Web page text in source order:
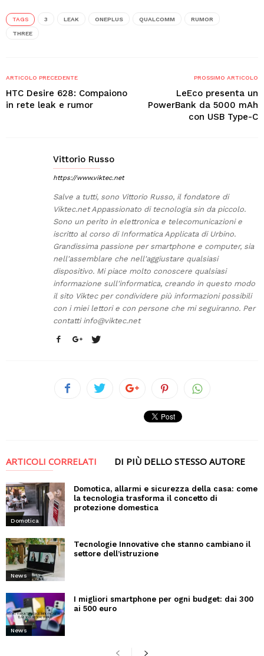
TAGS 3 LEAK ONEPLUS QUALCOMM RUMOR
THREE
ARTICOLO PRECEDENTE
HTC Desire 628: Compaiono
in rete leak e rumor
PROSSIMO ARTICOLO
LeEco presenta un
PowerBank da 5000 mAh
con USB Type-C
Vittorio Russo
https://www.viktec.net
Salve a tutti, sono Vittorio Russo, il fondatore di
Viktec.net Appassionato di tecnologia sin da piccolo.
Sono un perito in elettronica e telecomunicazioni e
iscritto al corso di Informatica Applicata di Urbino.
Grandissima passione per smartphone e computer, sia
nell'assemblare che nell'aggiustare qualsiasi
dispositivo. Mi piace molto conoscere qualsiasi
informazione sull'informatica, creando in questo modo
il sito Viktec per condividere più informazioni possibili
con i miei lettori e con persone che mi seguiranno. Per
contatti info@viktec.net
ARTICOLI CORRELATI DI PIÙ DELLO STESSO AUTORE
Domotica
Domotica, allarmi e sicurezza della casa: come
la tecnologia trasforma il concetto di
protezione domestica
News
Tecnologie Innovative che stanno cambiano il
settore dell’istruzione
News
I migliori smartphone per ogni budget: dai 300
ai 500 euro